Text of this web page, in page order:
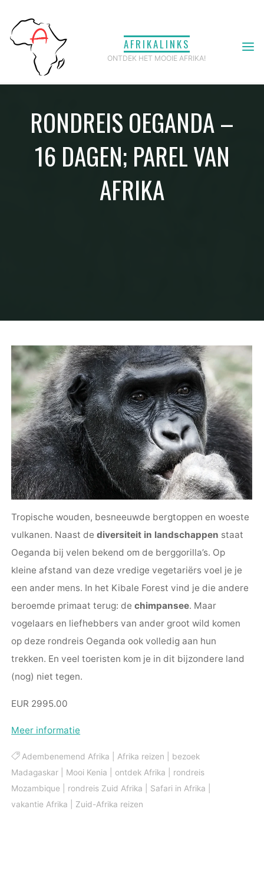
naar
AFRIKALINKS
ONTDEK HET MOOIE AFRIKA!
RONDREIS OEGANDA –
16 DAGEN; PAREL VAN
AFRIKA
Tropische wouden, besneeuwde bergtoppen en woeste
vulkanen. Naast dediversiteit in landschappen staat
Oeganda bij velen bekend om de berggorilla’s. Op
kleine afstand van deze vredige vegetariërs voel je je
een ander mens. In het Kibale Forest vind je die andere
beroemde primaat terug: dechimpansee. Maar
vogelaars en liefhebbers van ander groot wild komen
op deze rondreis Oeganda ook volledig aan hun
trekken. En veel toeristen kom je in dit bijzondere land
(nog) niet tegen.
EUR 2995.00
Meer informatie
Adembenemend Afrika |Afrika reizen
bezoek
Madagaskar
Mooi Kenia ontdek Afrika
rondreis
Mozambique
rondreis Zuid Afrika Safari in Afrika
vakantie Afrika
Zuid-Afrika reizen